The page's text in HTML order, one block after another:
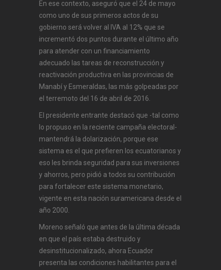
En ese contexto, aseguró que el 24 de mayo
como uno de sus primeros actos de su
gobierno será volver al IVA al 12% que se
incrementó dos puntos durante el último año
para atender con un financiamiento
adecuado las tareas de reconstrucción y
reactivación productiva en las provincias de
Manabí y Esmeraldas, las más golpeadas por
el terremoto del 16 de abril de 2016.
El presidente entrante destacó que -tal como
lo propuso en la reciente campaña electoral-
mantendrá la dolarización, porque ese
sistema es el que prefieren los ecuatorianos y
eso les brinda seguridad para sus inversiones
y ahorros, pero pidió a todos su contribución
para fortalecer este sistema monetario,
vigente en esta nación suramericana desde el
año 2000.
Moreno señaló que antes de la última década
en que el país estaba destruido y
desinstitucionalizado, ahora Ecuador
presenta las condiciones habilitantes para el